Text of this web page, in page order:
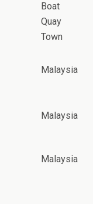
Boat
Quay
Town
Malaysia
Malaysia
Malaysia